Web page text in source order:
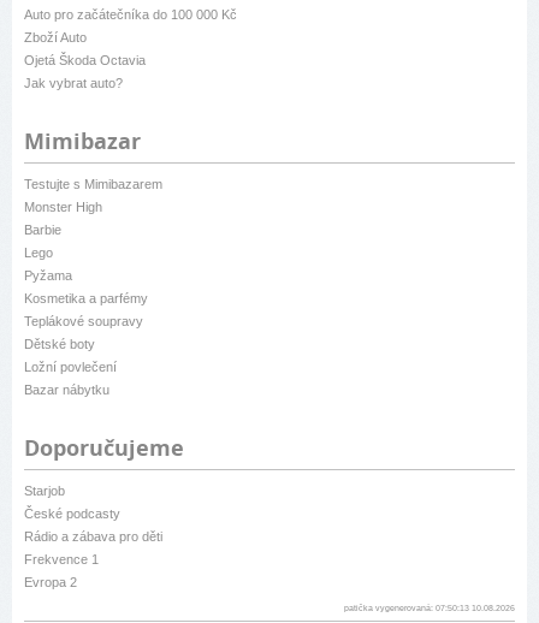
Auto pro začátečníka do 100 000 Kč
Zboží Auto
Ojetá Škoda Octavia
Jak vybrat auto?
Mimibazar
Testujte s Mimibazarem
Monster High
Barbie
Lego
Pyžama
Kosmetika a parfémy
Teplákové soupravy
Dětské boty
Ložní povlečení
Bazar nábytku
Doporučujeme
Starjob
České podcasty
Rádio a zábava pro děti
Frekvence 1
Evropa 2
patička vygenerovaná: 07:50:13 10.08.2026